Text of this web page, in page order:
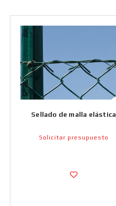
Sellado de malla elástica
Solicitar presupuesto